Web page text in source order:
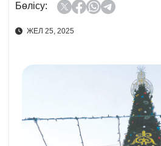
Бөлісу:
ЖЕЛ 25, 2025